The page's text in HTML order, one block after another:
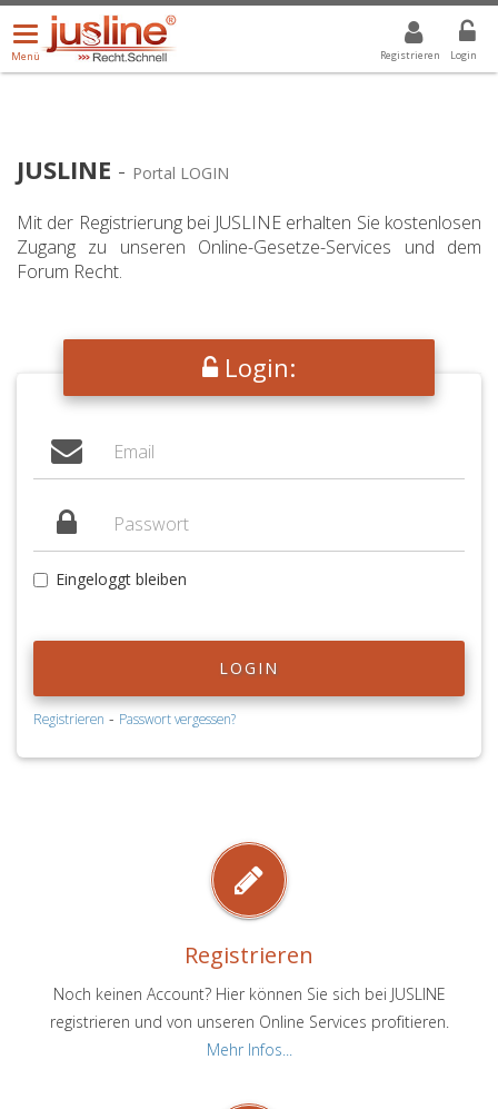
Registrieren Login
Menü
öffnen/schließen
Menü
ALLE DROPDOWN: GEWÄHLTER WERT IST ALLE
JUSLINE - Portal LOGIN
Mit der Registrierung bei JUSLINE erhalten Sie kostenlosen
Zugang zu unseren Online-Gesetze-Services und dem
Forum Recht.
Login:
Eingeloggt bleiben
LOGIN
Registrieren - Passwort vergessen?
Registrieren
Noch keinen Account? Hier können Sie sich bei JUSLINE
registrieren und von unseren Online Services profitieren.
Mehr Infos...